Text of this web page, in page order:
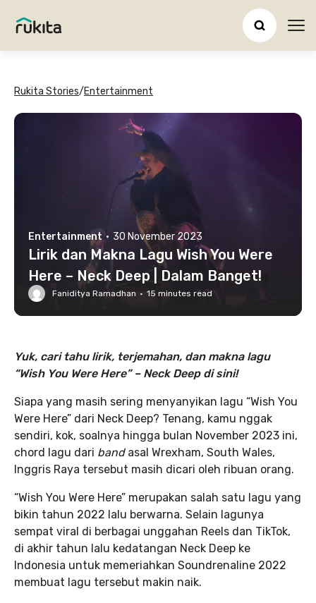
Rukita Stories/Entertainment
Entertainment · 30 November 2023
Lirik dan Makna Lagu Wish You Were
Here – Neck Deep | Dalam Banget!
Faniditya Ramadhan · 15 minutes read
Yuk, cari tahu lirik, terjemahan, dan makna lagu
“Wish You Were Here” – Neck Deep di sini!
Siapa yang masih sering menyanyikan lagu “Wish You
Were Here” dari Neck Deep? Tenang, kamu nggak
sendiri, kok, soalnya hingga bulan November 2023 ini,
chord lagu dari band asal Wrexham, South Wales,
Inggris Raya tersebut masih dicari oleh ribuan orang.
“Wish You Were Here” merupakan salah satu lagu yang
bikin tahun 2022 lalu berwarna. Selain lagunya
sempat viral di berbagai unggahan Reels dan TikTok,
di akhir tahun lalu kedatangan Neck Deep ke
Indonesia untuk memeriahkan Soundrenaline 2022
membuat lagu tersebut makin naik.